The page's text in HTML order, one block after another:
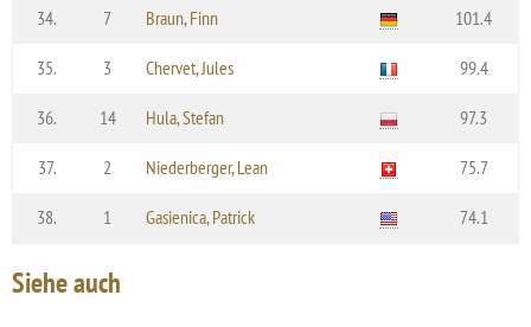
34. 7 Braun, Finn 101.4
35. 3 Chervet, Jules 99.4
36. 14 Hula, Stefan 97.3
37. 2 Niederberger, Lean 75.7
38. 1 Gasienica, Patrick 74.1
Siehe auch